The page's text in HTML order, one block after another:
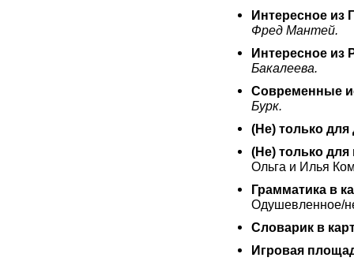
Интересное из
Фред Мантей.
Интересное из
Бакалеева.
Современные
Бурк.
(Не) только для
(Не) только для
Ольга и Илья
Грамматика в
Одушевленное/
Словарик в
Игровая